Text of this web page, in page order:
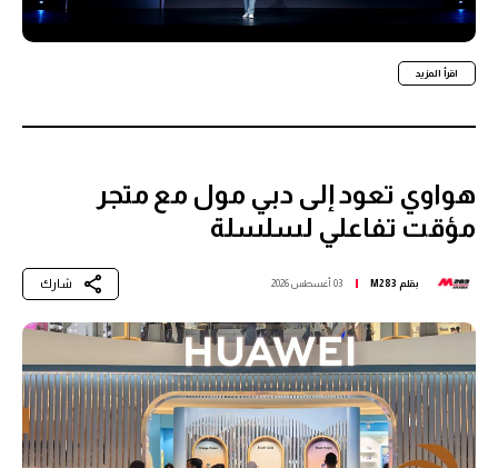
اقرأ المزيد
هواوي تعود إلى دبي مول مع متجر
مؤقت تفاعلي لسلسلة
بقلم M283 03 أغسطس 2026 شارك